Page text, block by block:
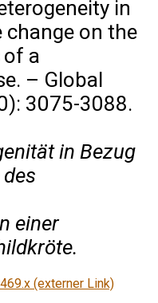
in
on the
a
– Global
3075-3088.
in Bezug
einer
(externer Link)